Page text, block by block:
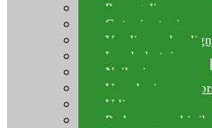
Parangali
Gotovi setovi za
Varalice za lov
Lov hobotnice
Najloni za more
Upredenice za
Udice za more
Perle za morski